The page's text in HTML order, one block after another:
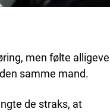
men følte alligevel
samme mand.
de straks, at